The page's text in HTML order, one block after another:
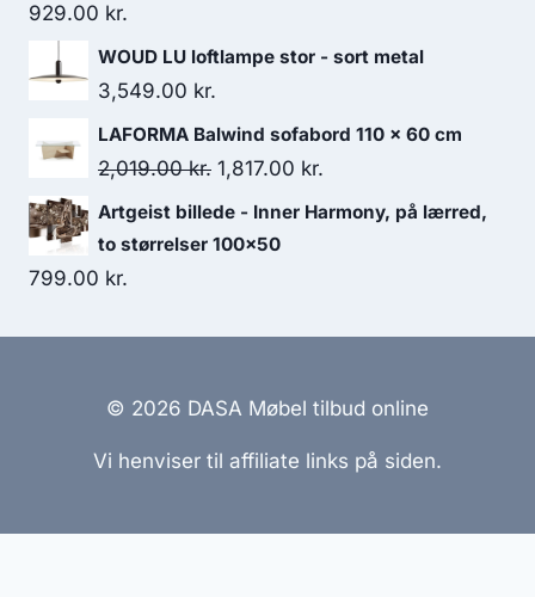
929.00 kr.
WOUD LU loftlampe stor - sort metal
3,549.00 kr.
LAFORMA Balwind sofabord 110 x 60 cm
2,019.00kr. 1,817.00 kr.
Artgeist billede - Inner Harmony, på lærred,
to størrelser 100x50
799.00 kr.
© 2026 DASA Møbel tilbud online
Vi henviser til affiliate links på siden.